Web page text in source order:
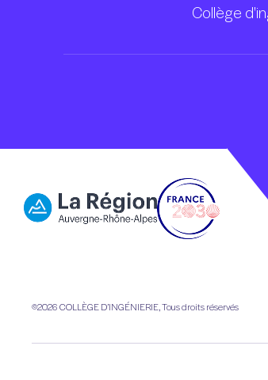
Collège
©2026COLLÈGE D’INGÉNIERIE, Tous droits réservés